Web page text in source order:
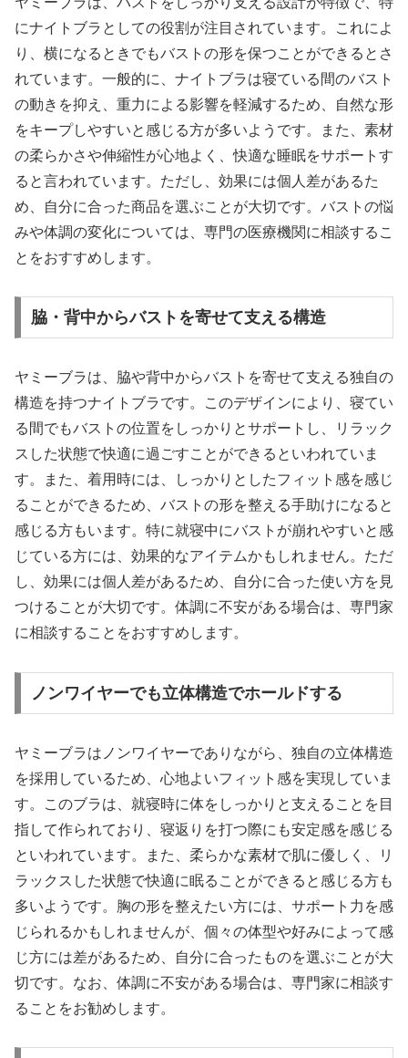
にナイトブラとしての役割が注目されています。これによ
り、横になるときでもバストの形を保つことができるとさ
れています。一般的に、ナイトブラは寝ている間のバスト
の動きを抑え、重力による影響を軽減するため、自然な形
をキープしやすいと感じる方が多いようです。また、素材
の柔らかさや伸縮性が心地よく、快適な睡眠をサポートす
ると言われています。ただし、効果には個人差があるた
め、自分に合った商品を選ぶことが大切です。バストの悩
みや体調の変化については、専門の医療機関に相談するこ
とをおすすめします。
脇・背中からバストを寄せて支える構造
ヤミーブラは、脇や背中からバストを寄せて支える独自の
構造を持つナイトブラです。このデザインにより、寝てい
る間でもバストの位置をしっかりとサポートし、リラック
スした状態で快適に過ごすことができるといわれていま
す。また、着用時には、しっかりとしたフィット感を感じ
ることができるため、バストの形を整える手助けになると
感じる方もいます。特に就寝中にバストが崩れやすいと感
じている方には、効果的なアイテムかもしれません。ただ
し、効果には個人差があるため、自分に合った使い方を見
つけることが大切です。体調に不安がある場合は、専門家
に相談することをおすすめします。
ノンワイヤーでも立体構造でホールドする
ヤミーブラはノンワイヤーでありながら、独自の立体構造
を採用しているため、心地よいフィット感を実現していま
す。このブラは、就寝時に体をしっかりと支えることを目
指して作られており、寝返りを打つ際にも安定感を感じる
といわれています。また、柔らかな素材で肌に優しく、リ
ラックスした状態で快適に眠ることができると感じる方も
多いようです。胸の形を整えたい方には、サポート力を感
じられるかもしれませんが、個々の体型や好みによって感
じ方には差があるため、自分に合ったものを選ぶことが大
切です。なお、体調に不安がある場合は、専門家に相談す
ることをお勧めします。